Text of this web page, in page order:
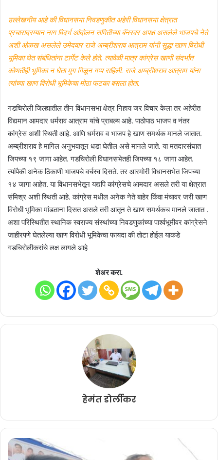
उल्लेखनीय आहे की विधानसभा निवडणुकीत अहेरी विधानसभा क्षेत्रात
प्रचारादरम्यान नाग विदर्भ आंदोलन समितीच्या बॅनरवर अपक्ष असलेले भाजपचे नेते
अशी ओळख असलेले उमेदवार राजे अम्ब्रीशराव आत्राम यांनी सुद्धा खाण विरोधी
भूमिका घेत संबंधितांना टार्गेट केले होते. त्यावेळी मात्र कांग्रेस खाणी संदर्भात
कोणतीही भूमिका न घेता मुग गिळून गप्प राहिली. राजे अम्ब्रीशराव आत्राम यांना
त्यांच्या खाण विरोधी भूमिकेचा मोठा फटका बसला होता.
गडचिरोली जिल्ह्यातील तीन विधानसभा क्षेत्र निहाय जर विचार केला तर अहेरीत
विद्यमान आमदार धर्मराव आत्राम यांचे प्राबल्य आहे. पाठोपाठ भाजप व नंतर
कांग्रेस अशी स्थिती आहे. आणि धर्मराव व भाजप हे खाण समर्थक मानले जातात.
अम्ब्रीशराव हे मागिल अनुभवातून धडा घेतील असे मानले जाते. या मतदारसंघात
जिपच्या १९ जागा आहेत. गडचिरोली विधानसभेतही जिपच्या १८ जागा आहेत.
त्यांपैकी अनेक ठिकाणी भाजपचे वर्चस्व दिसते. तर आरमोरी विधानसभेत जिपच्या
१४ जागा आहेत. या विधानसभेतून यद्यपि कांग्रेसचे आमदार असले तरी या क्षेत्रात
संमिश्र अशी स्थिती आहे. कांग्रेस मधील अनेक नेते बाहेर किंवा मंचावर जरी खाण
विरोधी भूमिका मांडताना दिसत असले तरी आतून ते खाण समर्थकच मानले जातात .
अशा परिस्थितीत स्थानिक स्वराज्य संस्थांच्या निवडणुकांच्या पार्श्वभूमीवर कांग्रेसने
जाहीरपणे घेतलेल्या खाण विरोधी भूमिकेचा फायदा की तोटा होईल याकडे
गडचिरोलीकरांचे लक्ष लागले आहे
शेअर करा.
हेमंत डोर्लीकर